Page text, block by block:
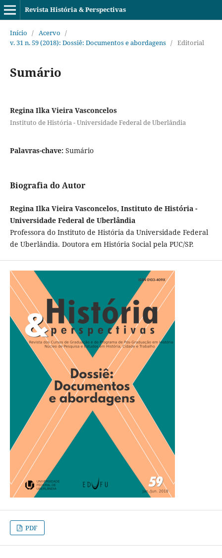
Revista História & Perspectivas
Início / Acervo /
v. 31 n. 59 (2018): Dossiê: Documentos e abordagens / Editorial
Sumário
Regina Ilka Vieira Vasconcelos
Instituto de História - Universidade Federal de Uberlândia
Palavras-chave: Sumário
Biografia do Autor
Regina Ilka Vieira Vasconcelos, Instituto de História -
Universidade Federal de Uberlândia
Professora do Instituto de História da Universidade Federal
de Uberlândia. Doutora em História Social pela PUC/SP.
PDF